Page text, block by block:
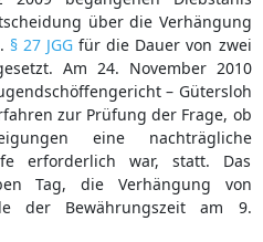
über die Verhängung
§ 27 JGG für die Dauer von zwei
Am 24. November 2010
– Gütersloh
zur Prüfung der Frage, ob
eine nachträgliche
erforderlich war, statt. Das
Tag, die Verhängung von
der Bewährungszeit am 9.